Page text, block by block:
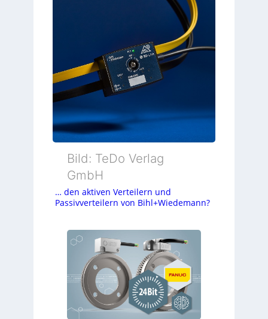
Bild: TeDo Verlag
GmbH
… den aktiven Verteilern und
Passivverteilern von Bihl+Wiedemann?